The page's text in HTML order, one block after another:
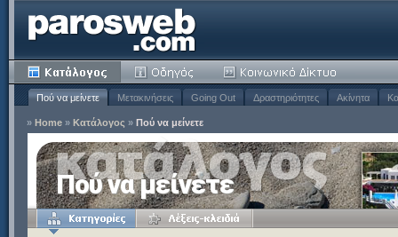
Πού να μείνετε Μετακινήσεις Going Out Δραστηριότητες Ακίνητα
» Home » Κατάλογος » Πού να μείνετε
Πού να μείνετε